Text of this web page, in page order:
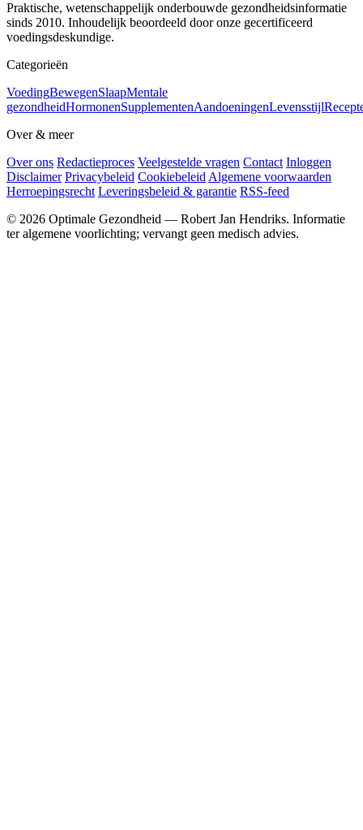
Praktische, wetenschappelijk onderbouwde gezondheidsinformatie
sinds 2010. Inhoudelijk beoordeeld door onze gecertificeerd
voedingsdeskundige.
Categorieën
VoedingBewegenSlaapMentale
gezondheidHormonenSupplementenAandoeningenLevensstijl
Over & meer
Over ons Redactieproces Veelgestelde vragen Contact Inloggen
Disclaimer Privacybeleid Cookiebeleid Algemene voorwaarden
Herroepingsrecht Leveringsbeleid & garantie RSS-feed
© 2026 Optimale Gezondheid — Robert Jan Hendriks. Informatie
ter algemene voorlichting; vervangt geen medisch advies.